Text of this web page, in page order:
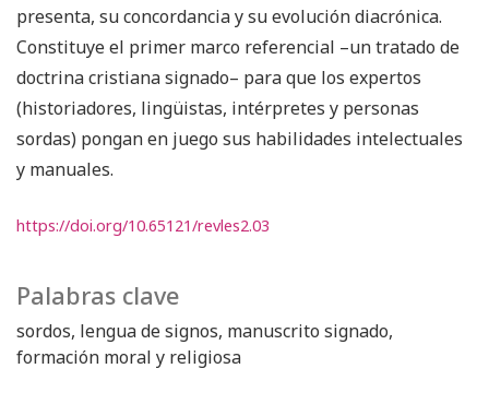
Palabras clave
sordos lengua de signos manuscrito signado
formación moral y religiosa
presenta, su concordancia y su evolución diacrónica.
Constituye el primer marco referencial –un tratado de
doctrina cristiana signado– para que los expertos
(historiadores, lingüistas, intérpretes y personas
sordas) pongan en juego sus habilidades intelectuales
y manuales.
https://doi.org/10.65121/revles2.03